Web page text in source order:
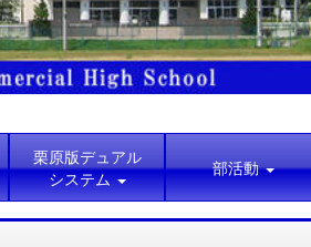
栗原版デュアル
システム
部活動